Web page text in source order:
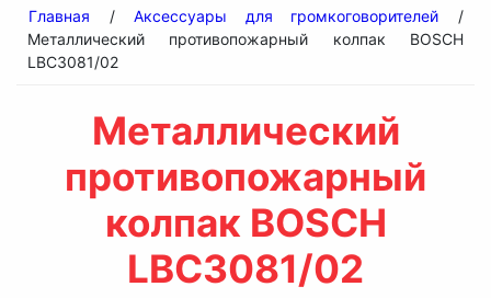
Главная / Аксессуары для громкоговорителей /
Металлический противопожарный колпак BOSCH
LBC3081/02
Металлический
противопожарный
колпак BOSCH
LBC3081/02